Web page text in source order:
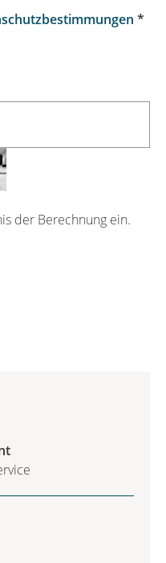
*
der Berechnung ein.